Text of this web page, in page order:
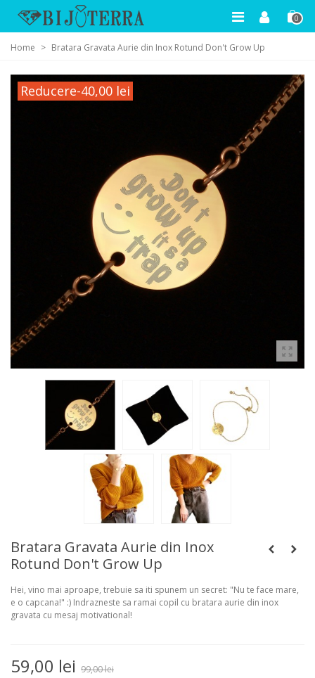
0
Home > Bratara Gravata Aurie din Inox Rotund Don't Grow Up
Reducere-40,00 lei
Bratara Gravata Aurie din Inox
Rotund Don't Grow Up
Hei, vino mai aproape, trebuie sa iti spunem un secret: "Nu te face mare,
e o capcana!" :) Indrazneste sa ramai copil cu bratara aurie din inox
gravata cu mesaj motivational!
59,00 lei 99,00 lei